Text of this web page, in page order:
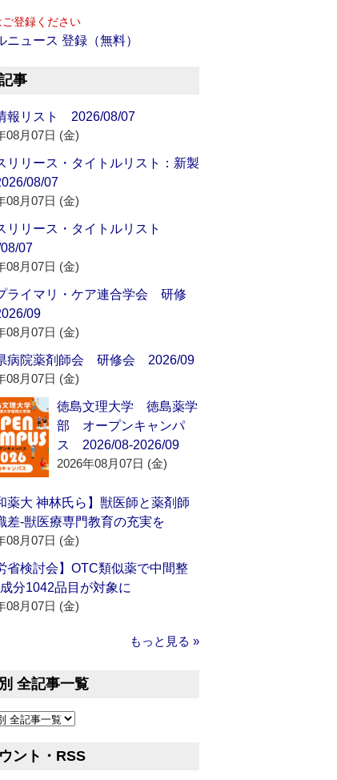
ご登録ください
ニュース 登録（無料）
事
報リスト 2026/08/07
08月07日 (金)
リリース・タイトルリスト：新製
08/07
08月07日 (金)
リリース・タイトルリスト
07
08月07日 (金)
ライマリ・ケア連合学会 研修
09
08月07日 (金)
病院薬剤師会 研修会 2026/09
08月07日 (金)
徳島文理大学 徳島薬学
部 オープンキャンパ
ス 2026/08-2026/09
2026年08月07日 (金)
薬大 神林氏ら】獣医師と薬剤師
差‐獣医療専門教育の充実を
08月07日 (金)
省検討会】OTC類似薬で中間整
分1042品目が対象に
08月07日 (金)
もっと見る »
全記事一覧
ント・RSS